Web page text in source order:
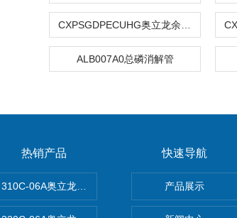
ALB007A0总磷消解管
热销产品
310C-06A奥立龙实验室台式纯水电导率套装
快速导航
产品展示